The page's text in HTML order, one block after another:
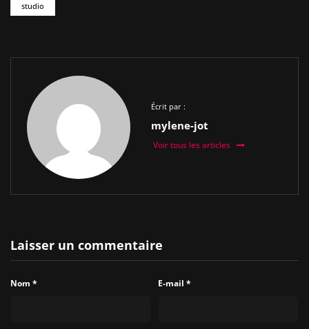
studio
Écrit par :
mylene-jot
Voir tous les articles
Laisser un commentaire
Nom * E-mail *